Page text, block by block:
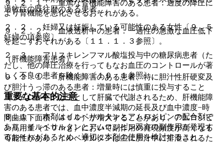
９．２．１． 重篤な腎機能障害のある患者：過度の降圧に
より腎機能を悪化させるおそれがある。
９．２．２． 血液透析中の患者：一過性の急激な血圧低下
を起こすおそれがある〔１１．１．３参照〕。
（肝機能障害患者）
９．３．１． 肝機能障害のある患者、特に胆汁性肝硬変及
び胆汁うっ滞のある患者：増量時には慎重に投与すること
（アムロジピンは主として肝臓で代謝されるため、肝機能障
害のある患者では、血中濃度半減期の延長及び血中濃度−時
間曲線下面積（ＡＵＣ）が増大することがあり、アムロジピ
ン高用量（１０ｍｇ）において副作用の発現頻度が高くなる
可能性があり、イルベサルタンは主に胆汁中に排泄されるた
過敏症の既往歴のある患者。
２．２． 妊婦又は妊娠している可能性のある女性〔９．５
妊婦の項参照〕。
２．３． アリスキレンフマル酸塩投与中の糖尿病患者（た
だし、他の降圧治療を行ってもなお血圧のコントロールが著
しく不良の患者を除く）〔１０．１参照〕。
重要な基本的注意
８．１． 本剤はイルベサルタンとアムロジピンの配合剤で
あり、イルベサルタンとアムロジピン双方の副作用が発現す
るおそれがあるため、適切に本剤の使用を検討すること。